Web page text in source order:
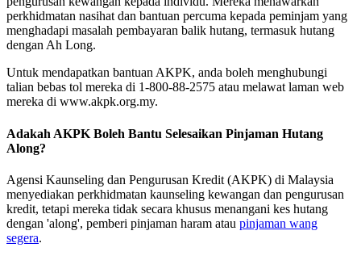
perkhidmatan nasihat dan bantuan percuma kepada peminjam yang
menghadapi masalah pembayaran balik hutang, termasuk hutang
dengan Ah Long.
Untuk mendapatkan bantuan AKPK, anda boleh menghubungi
talian bebas tol mereka di 1-800-88-2575 atau melawat laman web
mereka di www.akpk.org.my.
Adakah AKPK Boleh Bantu Selesaikan Pinjaman Hutang
Along?
Agensi Kaunseling dan Pengurusan Kredit (AKPK) di Malaysia
menyediakan perkhidmatan kaunseling kewangan dan pengurusan
kredit, tetapi mereka tidak secara khusus menangani kes hutang
dengan 'along', pemberi pinjaman haram atau pinjaman wang
segera.